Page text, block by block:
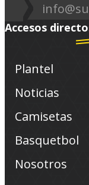
Accesos
Plantel
Noticias
Camisetas
Basquetbol
Nosotros